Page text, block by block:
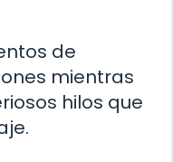
de
mientras
hilos que